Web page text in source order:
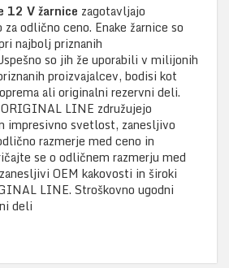
12 V žarnice zagotavljajo
odlično ceno. Enake žarnice so
najbolj priznanih
so jih že uporabili v milijonih
proizvajalcev, bodisi kot
ali originalni rezervni deli.
LINE združujejo
impresivno svetlost, zanesljivo
razmerje med ceno in
se o odličnem razmerju med
OEM kakovosti in široki
LINE. Stroškovno ugodni
deli